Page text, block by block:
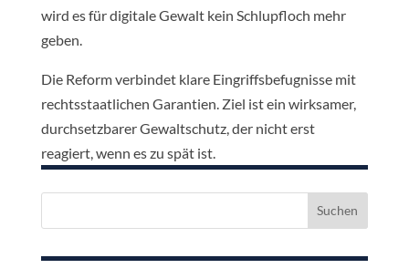
wird es für digitale Gewalt kein Schlupfloch mehr
geben.
Die Reform verbindet klare Eingriffsbefugnisse mit
rechtsstaatlichen Garantien. Ziel ist ein wirksamer,
durchsetzbarer Gewaltschutz, der nicht erst
reagiert, wenn es zu spät ist.
Suchen